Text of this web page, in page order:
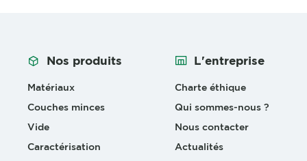
Nos produits
Matériaux
Couches minces
Vide
Caractérisation
L'entreprise
Charte éthique
Qui sommes-nous ?
Nous contacter
Actualités